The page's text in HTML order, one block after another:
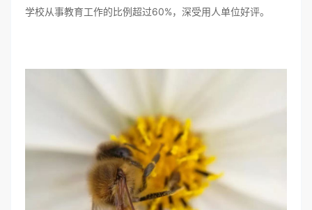
学校从事教育工作的比例超过60%，深受用人单位好评。